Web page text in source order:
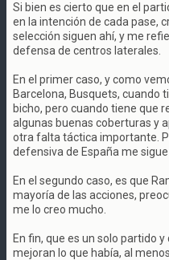
Si bien es cierto que en el
en la intención de cada pase,
selección siguen ahí, y me
defensa de centros laterales.
En el primer caso, y como
Barcelona, Busquets, cuando
bicho, pero cuando tiene que
algunas buenas coberturas y
otra falta táctica importante.
defensiva de España me
En el segundo caso, es que
mayoría de las acciones,
me lo creo mucho.
En fin, que es un solo partido
mejoran lo que había, al